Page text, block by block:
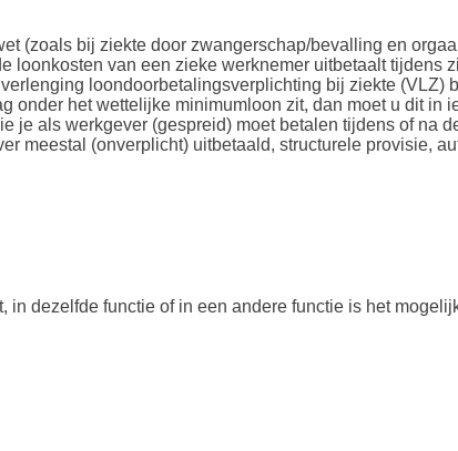
(zoals bij ziekte door zwangerschap/bevalling en
loonkosten van een zieke werknemer uitbetaalt tijdens
loondoorbetalingsverplichting bij ziekte (VLZ)
onder het wettelijke minimumloon zit, dan moet u dit
je als werkgever (gespreid) moet betalen tijdens of na
meestal (onverplicht) uitbetaald, structurele provisie,
in dezelfde functie of in een andere functie is het